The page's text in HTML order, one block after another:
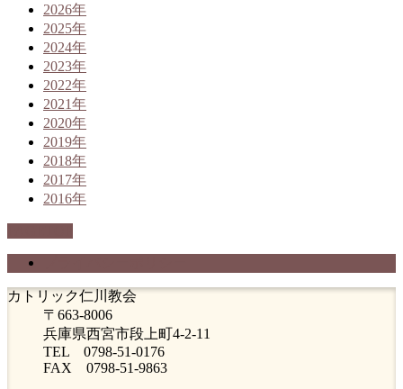
2026年
2025年
2024年
2023年
2022年
2021年
2020年
2019年
2018年
2017年
2016年
カトリック仁川教会
〒663-8006
兵庫県西宮市段上町4-2-11
TEL 0798-51-0176
FAX 0798-51-9863